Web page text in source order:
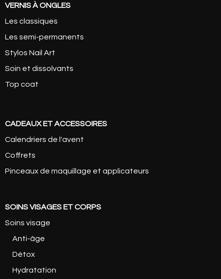
VERNIS À ONGLES
Les classiques
Les semi-permanents
Stylos Nail Art
Soin et dissolvants
Top coat
CADEAUX ET ACCESSOIRES
Calendriers de l'avent
Coffrets
Pinceaux de maquillage et applicateurs
SOINS VISAGES ET CORPS
Soins visage
Anti-âge
Détox
Hydratation